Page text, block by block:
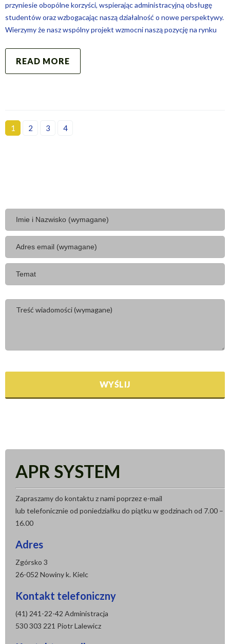
przyniesie obopólne korzyści, wspierając administracyjną obsługę
studentów oraz wzbogacając naszą działalność o nowe perspektywy.
Wierzymy że nasz wspólny projekt wzmocni naszą pozycję na rynku
READ MORE
1 2 3 4
APR SYSTEM
Zapraszamy do kontaktu z nami poprzez e-mail
lub telefonicznie od poniedziałku do piątku w godzinach od 7.00 –
16.00
Adres
Zgórsko 3
26-052 Nowiny k. Kielc
Kontakt telefoniczny
(41) 241-22-42 Administracja
530 303 221 Piotr Lalewicz